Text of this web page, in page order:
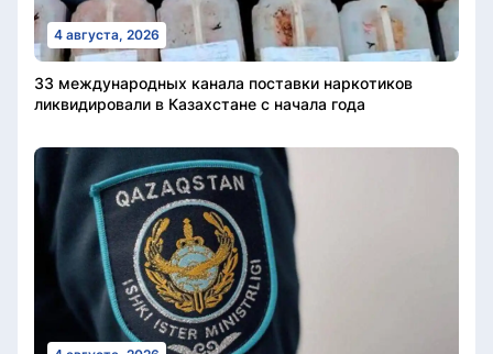
4 августа, 2026
33 международных канала поставки наркотиков
ликвидировали в Казахстане с начала года